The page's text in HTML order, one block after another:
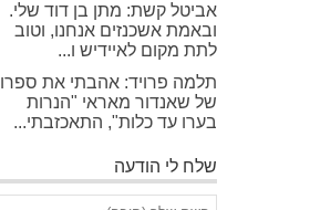
אביטל קשת: מתן בן דוד שלי.
ובאמת אשכנזים אנחנו, וטוב
לתת מקום לאיידיש ו...
תלמה פרויד: אהבתי את ספרו
של שאנדור מאראי "הנרות
בערו עד כלות", התאכזבתי...
שלח לי הודעה